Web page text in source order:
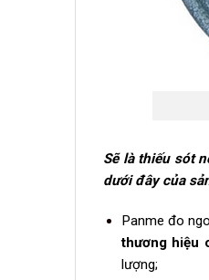
Sẽ là thiếu sót
dưới đây của
Panme đo
thương hiệu
lượng;